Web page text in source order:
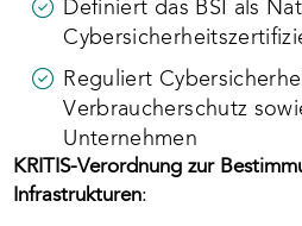
Definiert das BSI als
Reguliert
Verbraucherschutz
Unternehmen
KRITIS-Verordnung zur
Infrastrukturen: